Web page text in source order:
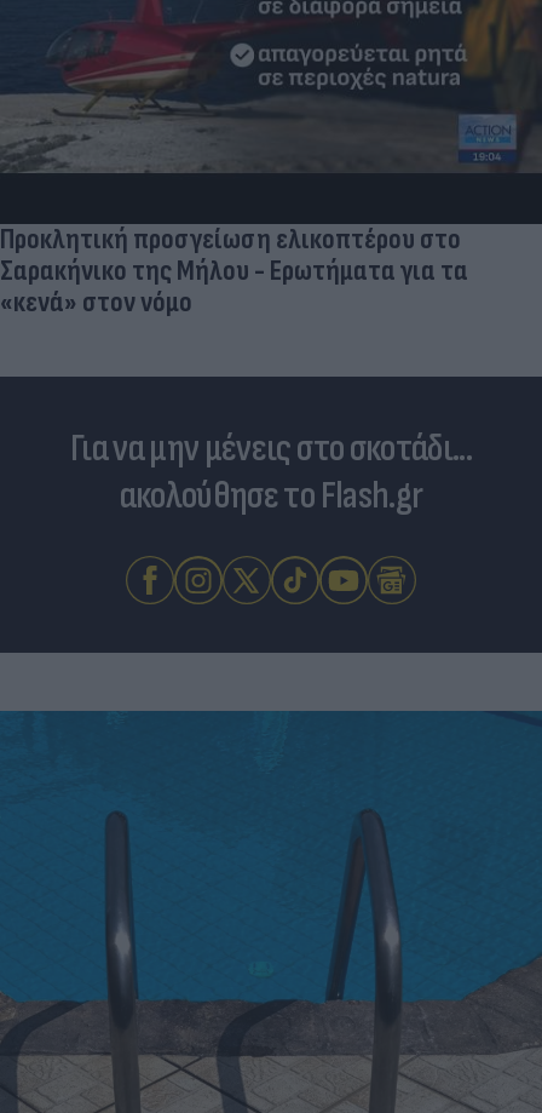
Προκλητική προσγείωση ελικοπτέρου στο
Σαρακήνικο της Μήλου - Ερωτήματα για τα
«κενά» στον νόμο
Για να μην μένεις στο σκοτάδι...
ακολούθησε το Flash.gr